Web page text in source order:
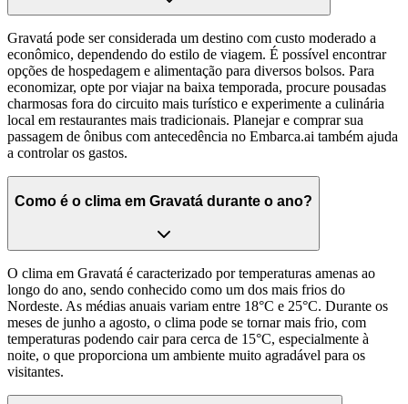
Gravatá pode ser considerada um destino com custo moderado a
econômico, dependendo do estilo de viagem. É possível encontrar
opções de hospedagem e alimentação para diversos bolsos. Para
economizar, opte por viajar na baixa temporada, procure pousadas
charmosas fora do circuito mais turístico e experimente a culinária
local em restaurantes mais tradicionais. Planejar e comprar sua
passagem de ônibus com antecedência no Embarca.ai também ajuda
a controlar os gastos.
Como é o clima em Gravatá durante o ano?
O clima em Gravatá é caracterizado por temperaturas amenas ao
longo do ano, sendo conhecido como um dos mais frios do
Nordeste. As médias anuais variam entre 18°C e 25°C. Durante os
meses de junho a agosto, o clima pode se tornar mais frio, com
temperaturas podendo cair para cerca de 15°C, especialmente à
noite, o que proporciona um ambiente muito agradável para os
visitantes.